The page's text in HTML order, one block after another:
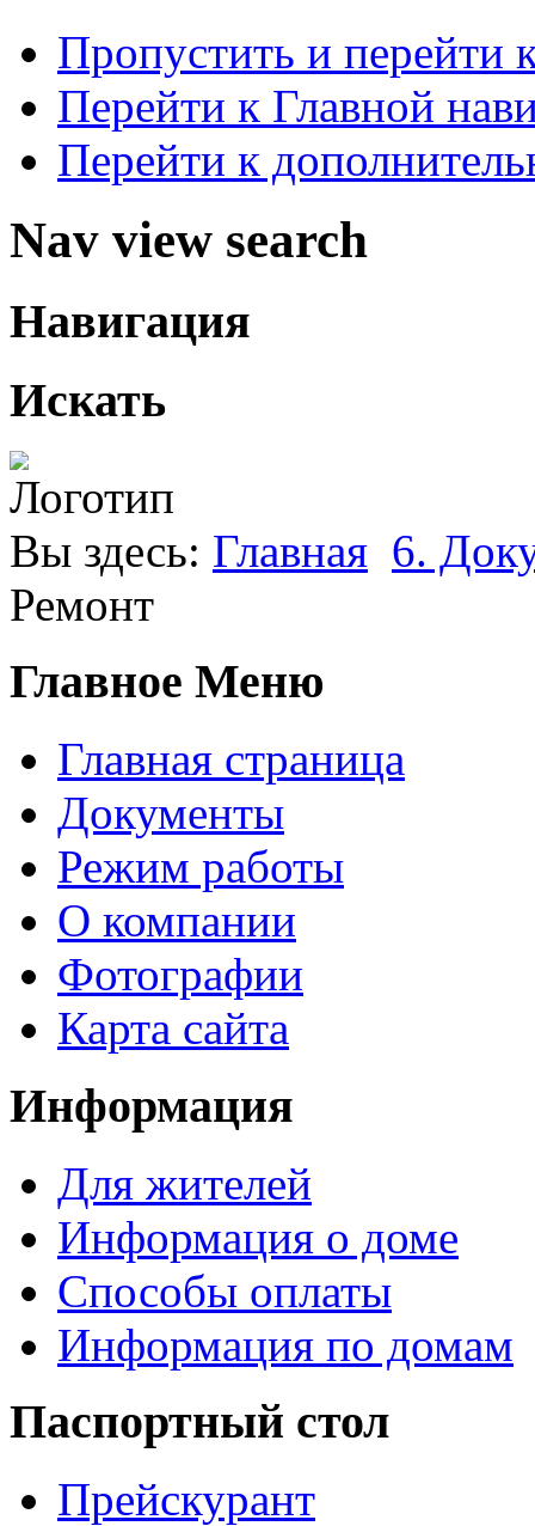
Пропустить и перейти
Перейти к Главной
Перейти к
Nav view search
Навигация
Искать
Вы здесь: Главная 6.
Ремонт
Главное Меню
Главная страница
Документы
Режим работы
О компании
Фотографии
Карта сайта
Информация
Для жителей
Информация о доме
Способы оплаты
Информация по домам
Паспортный стол
Прейскурант